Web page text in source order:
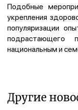
Подобные
укрепления
популяризации
национальным и
Другие